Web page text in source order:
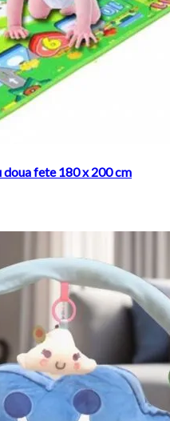
fete 180 x 200 cm